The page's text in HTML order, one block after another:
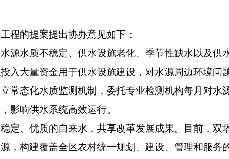
的提案提出协办意见如下：
水质不稳定、供水设施老化、季节性缺水以及供
入大量资金用于供水设施建设，对水源周边环境问
常态化水质监测机制，委托专业检测机构每月对水
影响供水系统高效运行。
、优质的自来水，共享改革发展成果。目前，双
，构建覆盖全区农村统一规划、建设、管理和服务